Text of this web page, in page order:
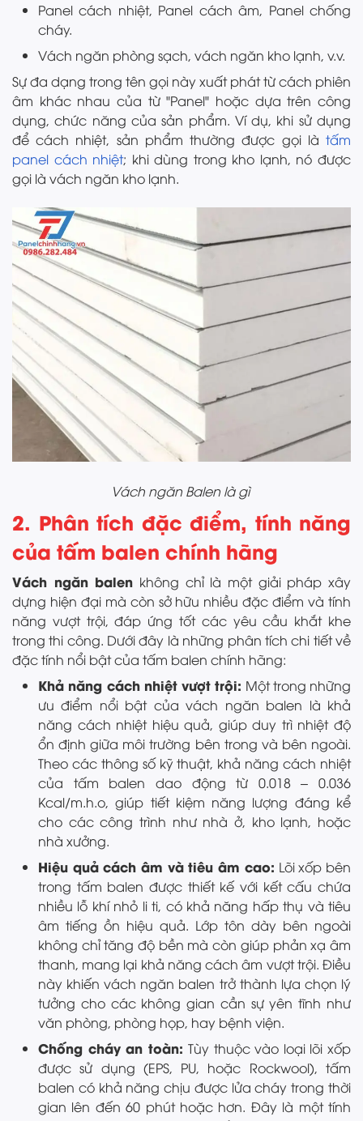
Panel cách nhiệt, Panel cách âm, Panel chống
cháy.
Vách ngăn phòng sạch, vách ngăn kho lạnh, v.v.
Sự đa dạng trong tên gọi này xuất phát từ cách phiên
âm khác nhau của từ "Panel" hoặc dựa trên công
dụng, chức năng của sản phẩm. Ví dụ, khi sử dụng
để cách nhiệt, sản phẩm thường được gọi là tấm
panel cách nhiệt; khi dùng trong kho lạnh, nó được
gọi là vách ngăn kho lạnh.
Vách ngăn Balen là gì
2. Phân tích đặc điểm, tính năng
của tấm balen chính hãng
Vách ngăn balen không chỉ là một giải pháp xây
dựng hiện đại mà còn sở hữu nhiều đặc điểm và tính
năng vượt trội, đáp ứng tốt các yêu cầu khắt khe
trong thi công. Dưới đây là những phân tích chi tiết về
đặc tính nổi bật của tấm balen chính hãng:
Khả năng cách nhiệt vượt trội: Một trong những
ưu điểm nổi bật của vách ngăn balen là khả
năng cách nhiệt hiệu quả, giúp duy trì nhiệt độ
ổn định giữa môi trường bên trong và bên ngoài.
Theo các thông số kỹ thuật, khả năng cách nhiệt
của tấm balen dao động từ 0.018 – 0.036
Kcal/m.h.o, giúp tiết kiệm năng lượng đáng kể
cho các công trình như nhà ở, kho lạnh, hoặc
nhà xưởng.
Hiệu quả cách âm và tiêu âm cao: Lõi xốp bên
trong tấm balen được thiết kế với kết cấu chứa
nhiều lỗ khí nhỏ li ti, có khả năng hấp thụ và tiêu
âm tiếng ồn hiệu quả. Lớp tôn dày bên ngoài
không chỉ tăng độ bền mà còn giúp phản xạ âm
thanh, mang lại khả năng cách âm vượt trội. Điều
này khiến vách ngăn balen trở thành lựa chọn lý
tưởng cho các không gian cần sự yên tĩnh như
văn phòng, phòng họp, hay bệnh viện.
Chống cháy an toàn:Tùy thuộc vào loại lõi xốp
được sử dụng (EPS, PU, hoặc Rockwool), tấm
balen có khả năng chịu được lửa cháy trong thời
gian lên đến 60 phút hoặc hơn. Đây là một tính